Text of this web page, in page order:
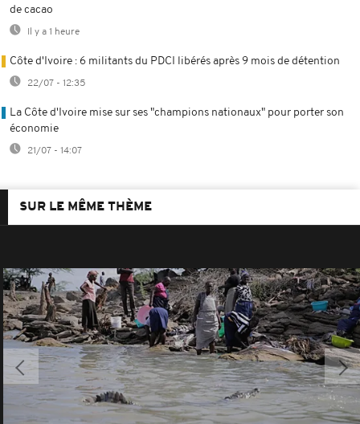
de cacao
Il y a 1 heure
Côte d'Ivoire : 6 militants du PDCI libérés après 9 mois de détention
22/07 - 12:35
La Côte d'Ivoire mise sur ses "champions nationaux" pour porter son
économie
21/07 - 14:07
SUR LE MÊME THÈME